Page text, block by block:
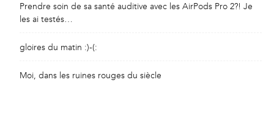
Prendre soin de sa santé auditive avec les AirPods Pro 2?! Je
les ai testés…
gloires du matin :)-(:
Moi, dans les ruines rouges du siècle